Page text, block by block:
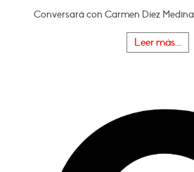
Conversará con Carmen Díez
Leer más...